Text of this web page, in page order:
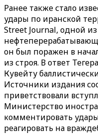
Ранее также стало
удары по иранской
Street Journal, одной
он был поражен в
из строя. В ответ
Кувейту
Источники издания
приветствовали
Министерство
комментировать
реагировать на